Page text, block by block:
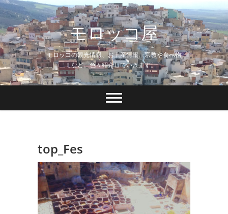
Skip
to
content
モロッコ屋
モロッコの観光情報、お土産情報、宗教や食べ物
など、色々紹介していきます。
top_Fes